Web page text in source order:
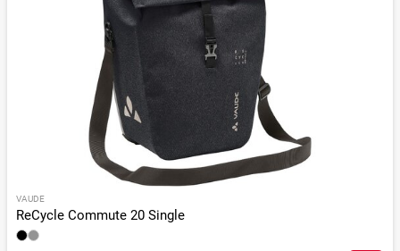
VAUDE
ReCycle Commute 20 Single